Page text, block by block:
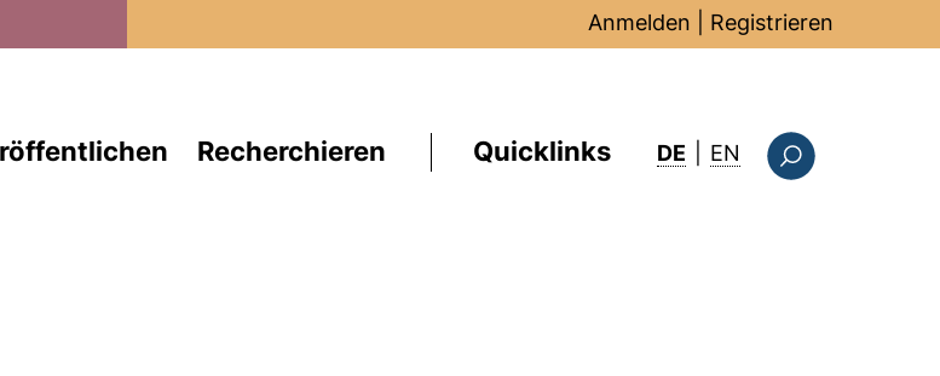
Anmelden Registrieren
Recherchieren Quicklinks DE EN : this page in